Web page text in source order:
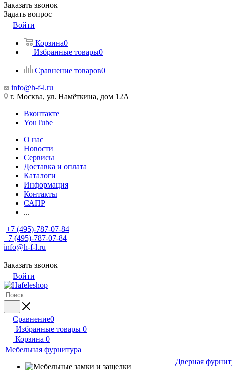
Заказать звонок
Задать вопрос
Войти
Корзина0
Избранные товары0
Сравнение товаров0
info@h-f-l.ru
г. Москва, ул. Намёткина, дом 12А
Вконтакте
YouTube
О нас
Новости
Сервисы
Доставка и оплата
Каталоги
Информация
Контакты
САПР
...
+7 (495)-787-07-84
+7 (495)-787-07-84
info@h-f-l.ru
Заказать звонок
Войти
Сравнение0
Избранные товары 0
Корзина 0
Мебельная фурнитура
Дверная